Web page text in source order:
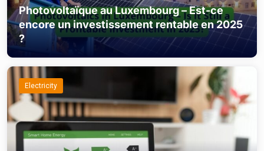
Photovoltaïque au Luxembourg – Est-ce
encore un investissement rentable en 2025
?
Electricity